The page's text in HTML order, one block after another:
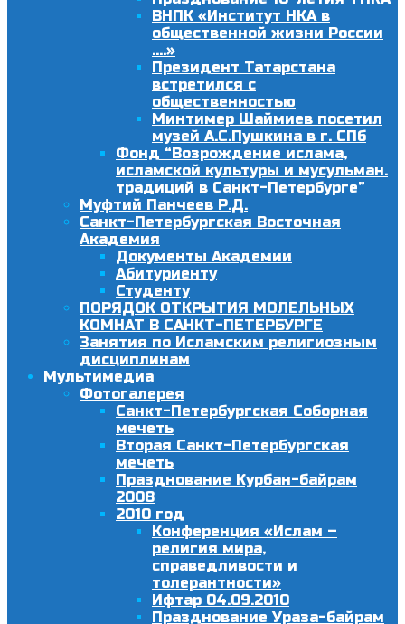
ВНПК «Институт НКА в
общественной жизни России
….»
Президент Татарстана
встретился с
общественностью
Минтимер Шаймиев посетил
музей А.С.Пушкина в г. СПб
Фонд “Возрождение ислама,
исламской культуры и мусульман.
традиций в Санкт-Петербурге”
Муфтий Панчеев Р.Д.
Санкт-Петербургская Восточная
Академия
Документы Академии
Абитуриенту
Студенту
ПОРЯДОК ОТКРЫТИЯ МОЛЕЛЬНЫХ
КОМНАТ В САНКТ-ПЕТЕРБУРГЕ
Занятия по Исламским религиозным
дисциплинам
Мультимедиа
Фотогалерея
Санкт-Петербургская Соборная
мечеть
Вторая Санкт-Петербургская
мечеть
Празднование Курбан-байрам
2008
2010 год
Конференция «Ислам –
религия мира,
справедливости и
толерантности»
Ифтар 04.09.2010
Празднование Ураза-байрам